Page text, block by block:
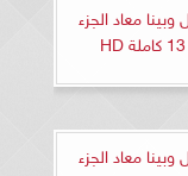
معاد الجزء
معاد الجزء